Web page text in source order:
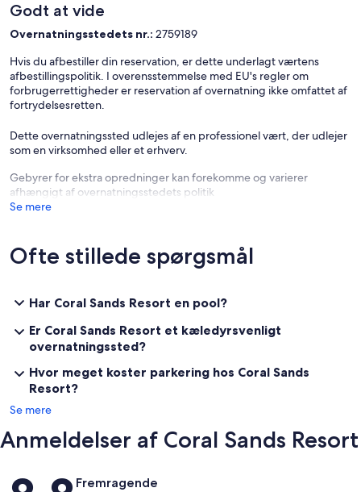
Godt at vide
Overnatningsstedets nr.: 2759189
Hvis du afbestiller din reservation, er dette underlagt værtens
afbestillingspolitik. I overensstemmelse med EU's regler om
forbrugerrettigheder er reservation af overnatning ikke omfattet af
fortrydelsesretten.
Dette overnatningssted udlejes af en professionel vært, der udlejer
som en virksomhed eller et erhverv.
Gebyrer for ekstra opredninger kan forekomme og varierer
afhængigt af overnatningsstedets politik
Se mere
Ofte stillede spørgsmål
Har Coral Sands Resort en pool?
Er Coral Sands Resort et kæledyrsvenligt
overnatningssted?
Hvor meget koster parkering hos Coral Sands
Resort?
Se mere
Anmeldelser af Coral Sands Resort
AnmeldelserFremragende